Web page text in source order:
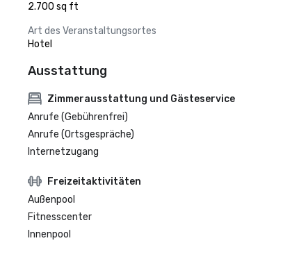
2.700 sq ft
Art des Veranstaltungsortes
Hotel
Ausstattung
Zimmerausstattung und Gästeservice
Anrufe (Gebührenfrei)
Anrufe (Ortsgespräche)
Internetzugang
Freizeitaktivitäten
Außenpool
Fitnesscenter
Innenpool